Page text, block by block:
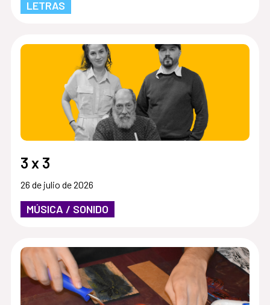
LETRAS
3 x 3
26 de julio de 2026
MÚSICA / SONIDO